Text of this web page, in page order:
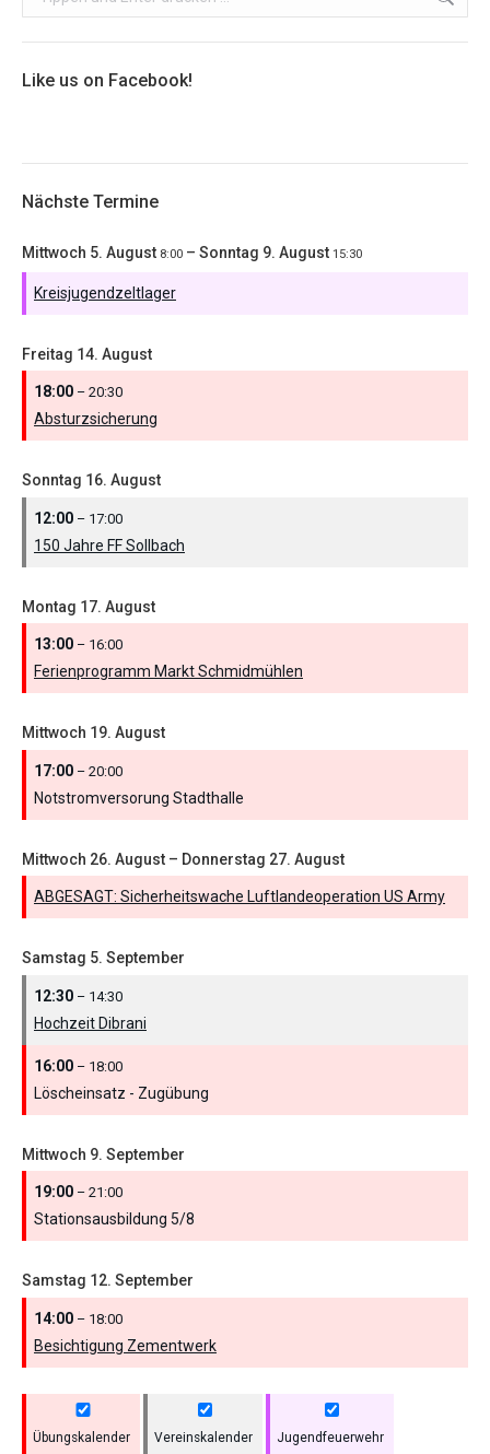
Like us on Facebook!
Nächste Termine
Mittwoch 5. August 8:00 – Sonntag 9. August 15:30
Kreisjugendzeltlager
Freitag 14. August
18:00 – 20:30
Absturzsicherung
Sonntag 16. August
12:00 – 17:00
150 Jahre FF Sollbach
Montag 17. August
13:00 – 16:00
Ferienprogramm Markt Schmidmühlen
Mittwoch 19. August
17:00 – 20:00
Notstromversorung Stadthalle
Mittwoch 26. August – Donnerstag 27. August
ABGESAGT: Sicherheitswache Luftlandeoperation US Army
Samstag 5. September
12:30 – 14:30
Hochzeit Dibrani
16:00 – 18:00
Löscheinsatz - Zugübung
Mittwoch 9. September
19:00 – 21:00
Stationsausbildung 5/8
Samstag 12. September
14:00 – 18:00
Besichtigung Zementwerk
Übungskalender Vereinskalender Jugendfeuerwehr